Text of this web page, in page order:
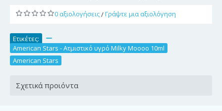
0 αξιολογήσεις/Γράψτε μια αξιολόγηση
Ετικέτες:
American Stars - Ατμιστικό υγρό Milky Moooo 10ml
American Stars
Σχετικά προιόντα